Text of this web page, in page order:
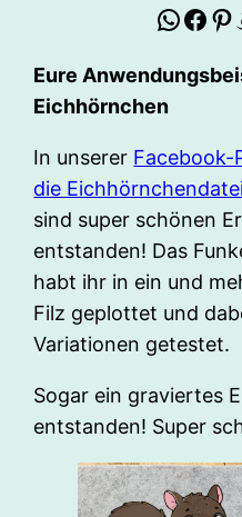
Eure
Eichhörnchen
In unserer
die
sind super schönen
entstanden! Das
habt ihr in ein und
Filz geplottet und
Variationen getestet.
Sogar ein graviertes
entstanden! Super